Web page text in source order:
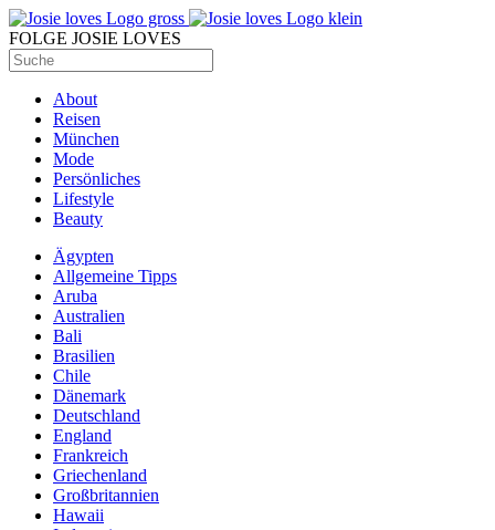
FOLGE JOSIE LOVES
About
Reisen
München
Mode
Persönliches
Lifestyle
Beauty
Ägypten
Allgemeine Tipps
Aruba
Australien
Bali
Brasilien
Chile
Dänemark
Deutschland
England
Frankreich
Griechenland
Großbritannien
Hawaii